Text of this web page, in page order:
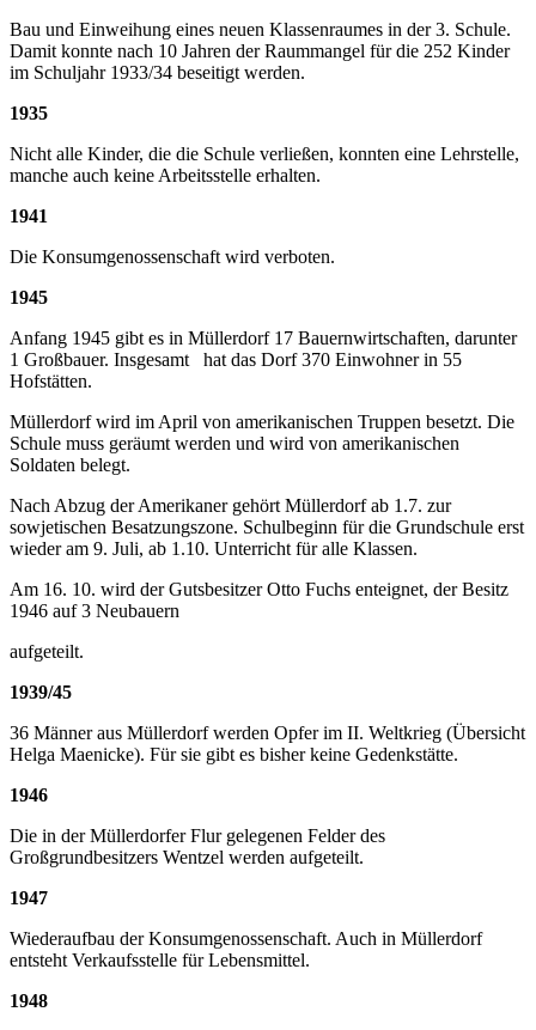
Bau und Einweihung eines neuen Klassenraumes in der 3. Schule.
Damit konnte nach 10 Jahren der Raummangel für die 252 Kinder
im Schuljahr 1933/34 beseitigt werden.
1935
Nicht alle Kinder, die die Schule verließen, konnten eine Lehrstelle,
manche auch keine Arbeitsstelle erhalten.
1941
Die Konsumgenossenschaft wird verboten.
1945
Anfang 1945 gibt es in Müllerdorf 17 Bauernwirtschaften, darunter
1 Großbauer. Insgesamt hat das Dorf 370 Einwohner in 55
Hofstätten.
Müllerdorf wird im April von amerikanischen Truppen besetzt. Die
Schule muss geräumt werden und wird von amerikanischen
Soldaten belegt.
Nach Abzug der Amerikaner gehört Müllerdorf ab 1.7. zur
sowjetischen Besatzungszone. Schulbeginn für die Grundschule erst
wieder am 9. Juli, ab 1.10. Unterricht für alle Klassen.
Am 16. 10. wird der Gutsbesitzer Otto Fuchs enteignet, der Besitz
1946 auf 3 Neubauern
aufgeteilt.
1939/45
36 Männer aus Müllerdorf werden Opfer im II. Weltkrieg (Übersicht
Helga Maenicke). Für sie gibt es bisher keine Gedenkstätte.
1946
Die in der Müllerdorfer Flur gelegenen Felder des
Großgrundbesitzers Wentzel werden aufgeteilt.
1947
Wiederaufbau der Konsumgenossenschaft. Auch in Müllerdorf
entsteht Verkaufsstelle für Lebensmittel.
1948